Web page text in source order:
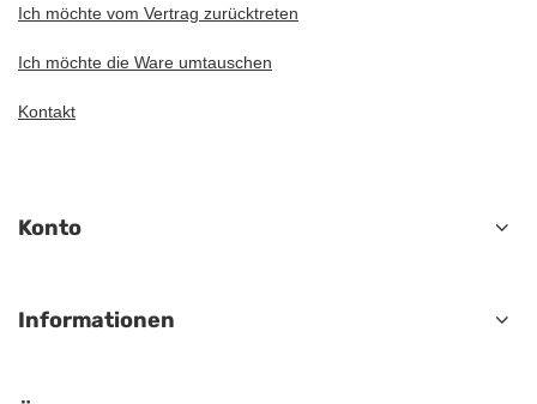
Ich möchte vom Vertrag zurücktreten
Ich möchte die Ware umtauschen
Kontakt
Konto
Informationen